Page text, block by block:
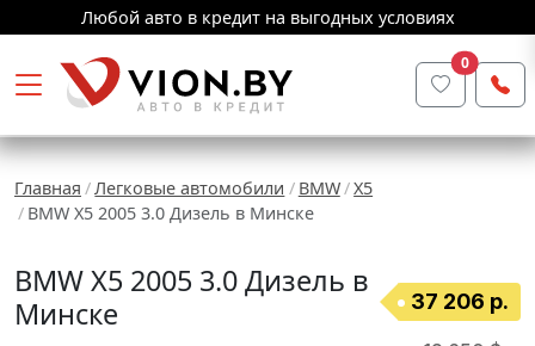
Любой авто в кредит на выгодных условиях
0
Главная Легковые автомобили BMW X5
BMW X5 2005 3.0 Дизель в Минске
BMW X5 2005 3.0 Дизель в
Минске
37 206 р.